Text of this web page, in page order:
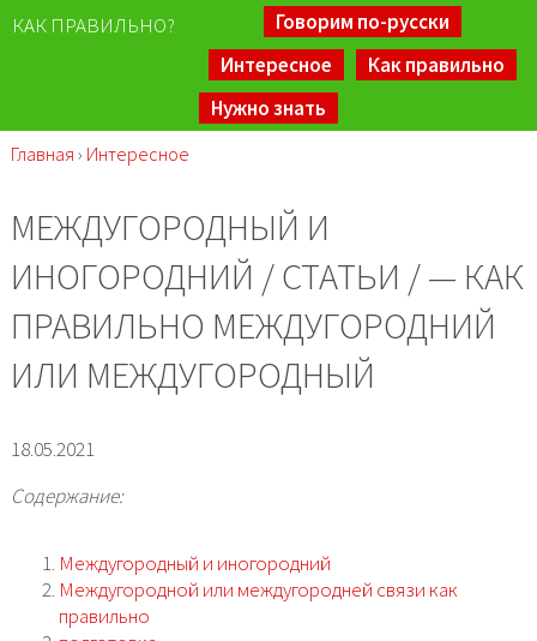
КАК ПРАВИЛЬНО?
Говорим по-русски
Интересное
Как правильно
Нужно знать
Главная › Интересное
МЕЖДУГОРОДНЫЙ И
ИНОГОРОДНИЙ / СТАТЬИ / — КАК
ПРАВИЛЬНО МЕЖДУГОРОДНИЙ
ИЛИ МЕЖДУГОРОДНЫЙ
18.05.2021
Содержание:
Междугородный и иногородний
Междугородной или междугородней связи как
правильно